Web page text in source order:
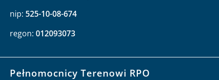
nip: 525-10-08-674
regon: 012093073
Pełnomocnicy Terenowi RPO